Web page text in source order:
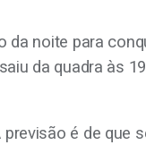
noite para
da quadra às
é de que